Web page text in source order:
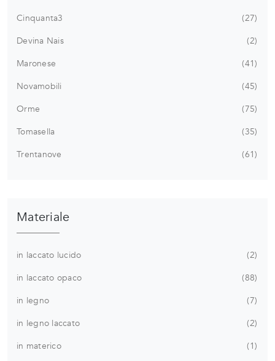
Cinquanta3
27
Devina Nais
2
Maronese
41
Novamobili
45
Orme
75
Tomasella
35
Trentanove
61
Materiale
in laccato lucido
2
in laccato opaco
88
in legno
7
in legno laccato
2
in materico
1